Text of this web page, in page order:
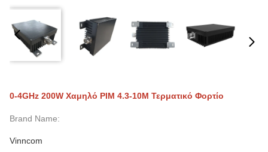
0-4GHz 200W Χαμηλό PIM 4.3-10M Τερματικό Φορτίο
Brand Name:
Vinncom